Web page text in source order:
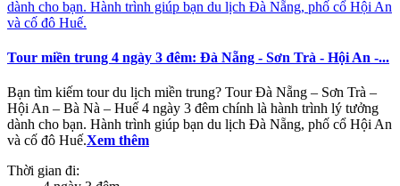
Tour miền trung 4 ngày 3 đêm: Đà Nẵng - Sơn Trà - Hội An -...
Bạn tìm kiếm tour du lịch miền trung? Tour Đà Nẵng – Sơn Trà –
Hội An – Bà Nà – Huế 4 ngày 3 đêm chính là hành trình lý tưởng
dành cho bạn. Hành trình giúp bạn du lịch Đà Nẵng, phố cổ Hội An
và cố đô Huế.Xem thêm
Thời gian đi: